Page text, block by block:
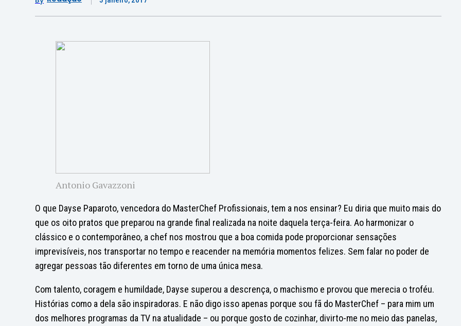
Antonio Gavazzoni
O que Dayse Paparoto, vencedora do MasterChef Profissionais, tem a nos ensinar? Eu diria que muito mais do
que os oito pratos que preparou na grande final realizada na noite daquela terça-feira. Ao harmonizar o
clássico e o contemporâneo, a chef nos mostrou que a boa comida pode proporcionar sensações
imprevisíveis, nos transportar no tempo e reacender na memória momentos felizes. Sem falar no poder de
agregar pessoas tão diferentes em torno de uma única mesa.
Com talento, coragem e humildade, Dayse superou a descrença, o machismo e provou que merecia o troféu.
Histórias como a dela são inspiradoras. E não digo isso apenas porque sou fã do MasterChef – para mim um
dos melhores programas da TV na atualidade – ou porque gosto de cozinhar, divirto-me no meio das panelas,